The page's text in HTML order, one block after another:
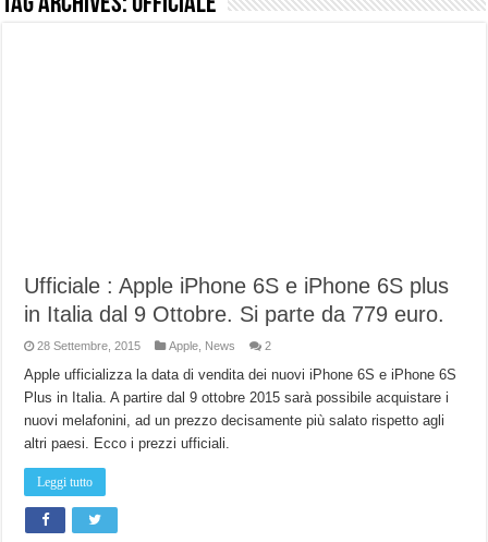
Brondi Amico VERO 4G : Focus su SOS e comandi da remoto
Ufficiale : Apple iPhone 6S e iPhone 6S plus
in Italia dal 9 Ottobre. Si parte da 779 euro.
28 Settembre, 2015 Apple News 2
Apple ufficializza la data di vendita dei nuovi iPhone 6S e iPhone 6S
Plus in Italia. A partire dal 9 ottobre 2015 sarà possibile acquistare i
nuovi melafonini, ad un prezzo decisamente più salato rispetto agli
altri paesi. Ecco i prezzi ufficiali.
Leggi tutto